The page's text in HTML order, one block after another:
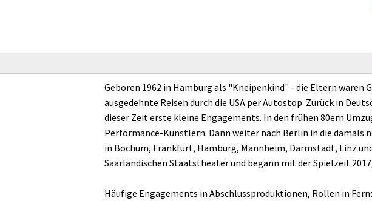
Geboren 1962 in Hamburg als "Kneipenkind" - die Eltern
ausgedehnte Reisen durch die USA per Autostop. Zurück in
dieser Zeit erste kleine Engagements. In den frühen 80ern
Performance-Künstlern. Dann weiter nach Berlin in die damals
in Bochum, Frankfurt, Hamburg, Mannheim, Darmstadt, Linz
Saarländischen Staatstheater und begann mit der Spielzeit
Häufige Engagements in Abschlussproduktionen, Rollen in